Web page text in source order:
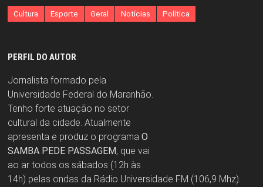
Cultura Esporte Geral Notícias Política
PERFIL DO AUTOR
Jornalista formado pela
Universidade Federal do Maranhão.
Tenho forte atuação no setor
cultural da cidade. Atualmente
apresenta e produz o programa O
SAMBA PEDE PASSAGEM, que vai
ao ar todos os sábados (12h às
14h) pelas ondas da Rádio Universidade FM (106,9 Mhz).